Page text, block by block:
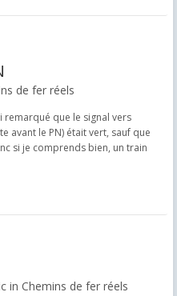
de fer réels
que le signal vers
avant le PN) était vert, sauf que
si je comprends bien, un train
in Chemins de fer réels